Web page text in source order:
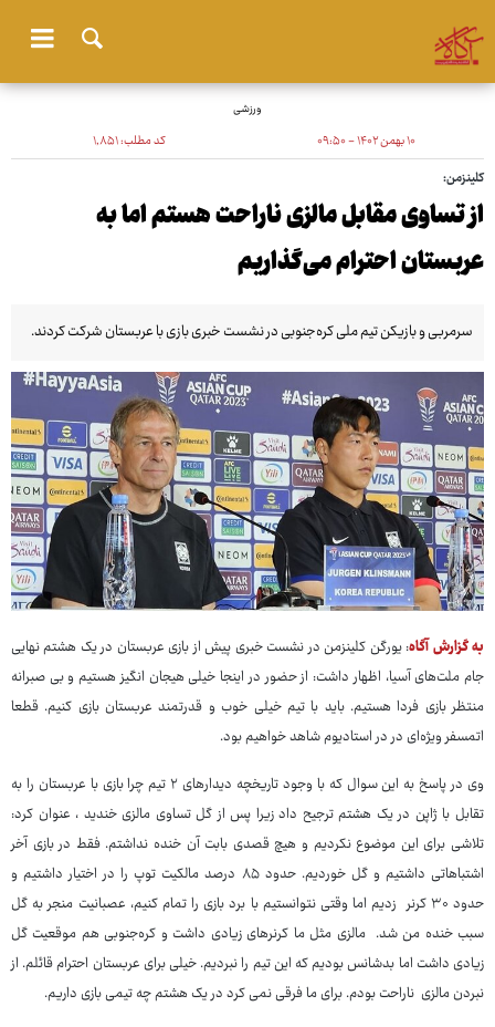
ورزشی
۱۰ بهمن ۱۴۰۲ - ۰۹:۵۰ کد مطلب:۱٬۸۵۱
کلینزمن:
از تساوی مقابل مالزی ناراحت هستم اما به
عربستان احترام می‌گذاریم
سرمربی و بازیکن تیم ملی کره‌جنوبی در نشست خبری بازی با عربستان شرکت کردند.
به گزارش آگاه: یورگن کلینزمن در نشست خبری پیش از بازی عربستان در یک هشتم نهایی
جام ملت‌های آسیا، اظهار داشت: از حضور در اینجا خیلی هیجان انگیز هستیم و بی صبرانه
منتظر بازی فردا هستیم. باید با تیم خیلی خوب و قدرتمند عربستان بازی کنیم. قطعا
اتمسفر ویژه‌ای در در استادیوم شاهد خواهیم بود.
وی در پاسخ به این سوال که با وجود تاریخچه دیدارهای ۲ تیم چرا بازی با عربستان را به
تقابل با ژاپن در یک هشتم ترجیح داد زیرا پس از گل تساوی مالزی خندید ، عنوان کرد:
تلاشی برای این موضوع نکردیم و هیچ قصدی بابت آن خنده نداشتم. فقط در بازی آخر
اشتباهاتی داشتیم و گل خوردیم. حدود ۸۵ درصد مالکیت توپ را در اختیار داشتیم و
حدود ۳۰ کرنر زدیم اما وقتی نتوانستیم با برد بازی را تمام کنیم، عصبانیت منجر به گل
سبب خنده من شد. مالزی مثل ما کرنرهای زیادی داشت و کره‌جنوبی هم موقعیت گل
زیادی داشت‌ اما بدشانس بودیم که این تیم را نبردیم. خیلی برای عربستان احترام قائلم. از
نبردن مالزی ناراحت بودم. برای ما فرقی نمی کرد در یک هشتم چه تیمی بازی داریم.